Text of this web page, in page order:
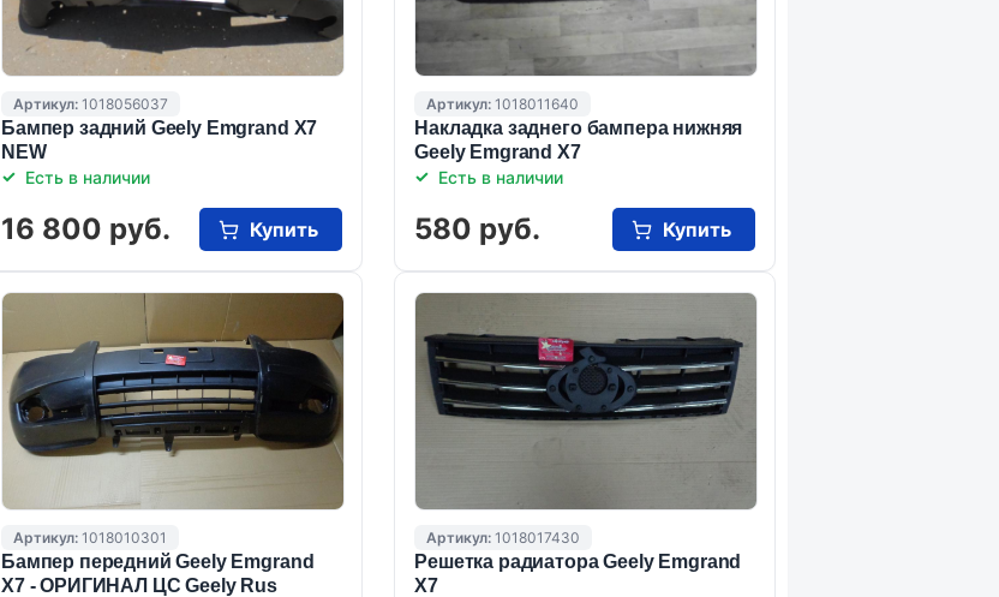
Артикул: 1018056037
Бампер задний Geely Emgrand X7
NEW
Есть в наличии
16 800 руб. Купить
Артикул:1018011640
Накладка заднего бампера нижняя
Geely Emgrand X7
Есть в наличии
580 руб. Купить
Артикул: 1018010301
Бампер передний Geely Emgrand
X7 - ОРИГИНАЛ ЦС Geely Rus
Артикул:1018017430
Решетка радиатора Geely Emgrand
X7